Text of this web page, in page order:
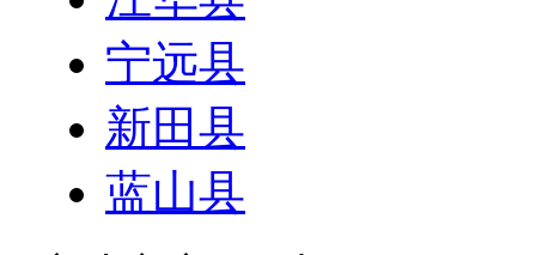
宁远县
新田县
蓝山县